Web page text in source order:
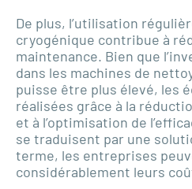
De plus, l’utilisation
cryogénique contribue à
maintenance. Bien que
dans les machines de
puisse être plus élevé, les
réalisées grâce à la
et à l’optimisation de
se traduisent par une
terme, les entreprises
considérablement leurs